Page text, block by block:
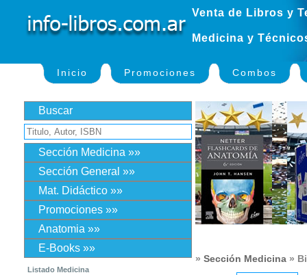
Venta de Libros y
Medicina y
Inicio Promociones Combos
Buscar
Sección Medicina »»
Sección General »»
Mat. Didáctico »»
Promociones »»
Anatomia »»
E-Books »»
Listado Medicina
» Sección Medicina »